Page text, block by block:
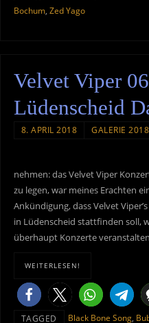
Bochum, Zed Yago
Velvet Viper
Lüdenscheid
8. APRIL 2018 GALERIE 2018
nehmen: das Velvet Viper
zu legen, war meines Erachten
Ankündigung, dass Velvet
in Lüdenscheid stattfinden soll,
überhaupt Konzerte
WEITERLESEN!
TAGGED Black Bone Song,